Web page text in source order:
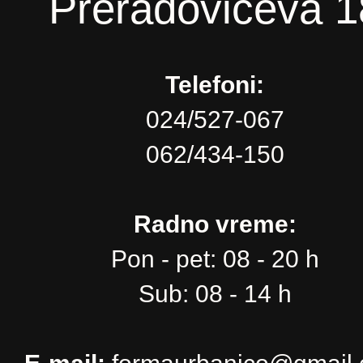
Telefoni:
024/527-067
062/434-150
Radno vreme:
Pon - pet: 08 - 20 h
Sub: 08 - 14 h